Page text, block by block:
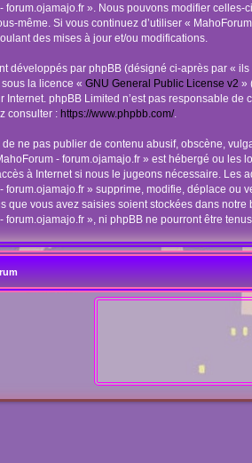
forum.ojamajo.fr ». Nous pouvons modifier
même. Si vous continuez d’utiliser «
des mises à jour et/ou modifications.
développés par phpBB (désigné ci-après par «
sous la licence «GNU General Public License v2 »
Internet. phpBB Limited n’est pas responsable
consulter : https://www.phpbb.com/.
de ne pas publier de contenu abusif, obscène,
- forum.ojamajo.fr » est hébergé ou les
à Internet si nous le jugeons nécessaire. Les
forum.ojamajo.fr » supprime, modifie, déplace ou
que vous avez saisies soient stockées dans
forum.ojamajo.fr », ni phpBB ne pourront être